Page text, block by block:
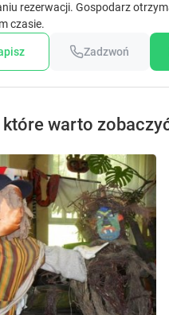
rezerwacji. Gospodarz
czasie.
Zadzwoń
warto